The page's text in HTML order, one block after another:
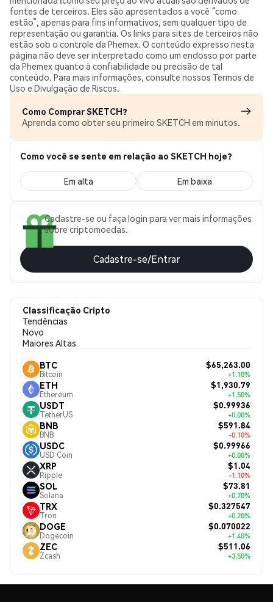
fontes de terceiros. Eles são apresentados a você “como
estão”, apenas para fins informativos, sem qualquer tipo de
representação ou garantia. Os links para sites de terceiros não
estão sob o controle da Phemex. O conteúdo expresso nesta
página não deve ser interpretado como um endosso por parte
da Phemex quanto à confiabilidade ou precisão de tal
conteúdo. Para mais informações, consulte nossos Termos de
Uso e Divulgação de Riscos.
Como Comprar SKETCH?
Aprenda como obter seu primeiro SKETCH em minutos.
Como você se sente em relação ao SKETCH hoje?
Em alta Em baixa
Cadastre-se ou faça login para ver mais informações
sobre criptomoedas.
Cadastre-se/Entrar
Classificação Cripto
Tendências
Novo
Maiores Altas
BTC
Bitcoin
$65,263.00
+1.10%
ETH
Ethereum
$1,930.79
+1.50%
USDT
TetherUS
$0.99936
+0.00%
BNB
BNB
$591.84
-0.10%
USDC
USD Coin
$0.99966
+0.00%
XRP
Ripple
$1.04
-1.10%
SOL
Solana
$73.81
+0.70%
TRX
Tron
$0.327547
+0.20%
DOGE
Dogecoin
$0.070022
+1.40%
ZEC
Zcash
$511.06
+3.50%